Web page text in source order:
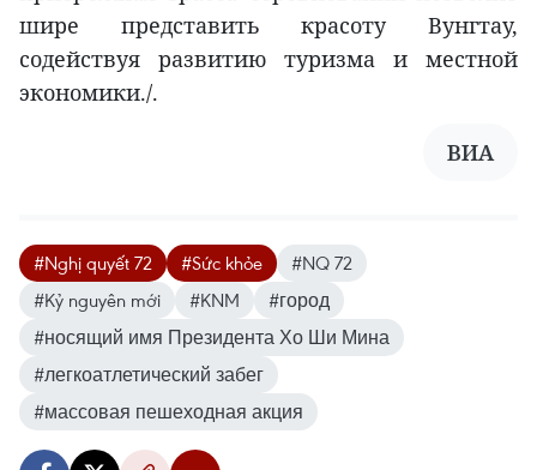
шире представить красоту Вунгтау,
содействуя развитию туризма и местной
экономики./.
ВИА
#Nghị quyết 72 #Sức khỏe
#NQ 72
#Kỷ nguyên mới
#KNM
#город
#носящий имя Президента Хо Ши Мина
#легкоатлетический забег
#массовая пешеходная акция